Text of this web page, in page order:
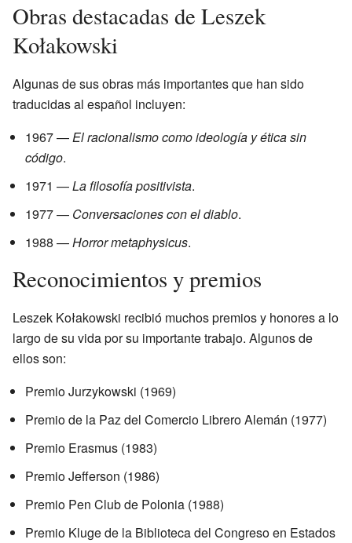
Obras destacadas de Leszek
Kołakowski
Algunas de sus obras más importantes que han sido
traducidas al español incluyen:
1967 —El racionalismo como ideología y ética sin
código.
1971 —La filosofía positivista.
1977 — Conversaciones con el diablo.
1988 —Horror metaphysicus.
Reconocimientos y premios
Leszek Kołakowski recibió muchos premios y honores a lo
largo de su vida por su importante trabajo. Algunos de
ellos son:
Premio Jurzykowski (1969)
Premio de la Paz del Comercio Librero Alemán (1977)
Premio Erasmus (1983)
Premio Jefferson (1986)
Premio Pen Club de Polonia (1988)
Premio Kluge de la Biblioteca del Congreso en Estados